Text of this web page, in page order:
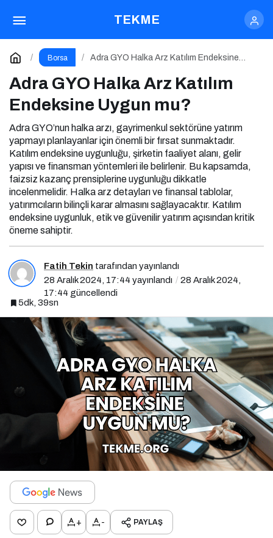
TEKME
Borsa
Adra GYO Halka Arz Katılım Endeksine
Adra GYO Halka Arz Katılım
Endeksine Uygun mu?
Adra GYO’nun halka arzı, gayrimenkul sektörüne yatırım
yapmayı planlayanlar için önemli bir fırsat sunmaktadır.
Katılım endeksine uygunluğu, şirketin faaliyet alanı, gelir
yapısı ve finansman yöntemleri ile belirlenir. Bu kapsamda,
faizsiz kazanç prensiplerine uygunluğu dikkatle
incelenmelidir. Halka arz detayları ve finansal tablolar,
yatırımcıların bilinçli karar almasını sağlayacaktır. Katılım
endeksine uygunluk, etik ve güvenilir yatırım açısından kritik
öneme sahiptir.
Fatih Tekin tarafından yayınlandı
28 Aralık 2024, 17:44 yayınlandı
28 Aralık 2024,
17:44 güncellendi
5dk, 39sn
+ - PAYLAŞ
Adra GYO Halka Arz Katılım Endeksine Uygun
mu?Yorum Yap